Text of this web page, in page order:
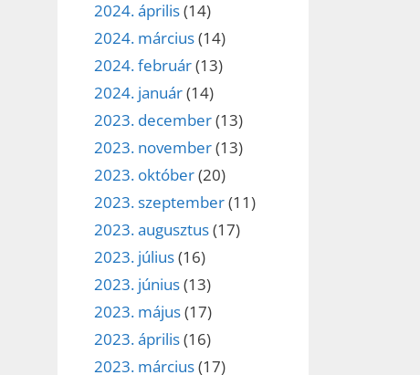
2024. április(14)
2024. március(14)
2024. február(13)
2024. január(14)
2023. december(13)
2023. november(13)
2023. október(20)
2023. szeptember(11)
2023. augusztus(17)
2023. július(16)
2023. június(13)
2023. május(17)
2023. április(16)
2023. március(17)